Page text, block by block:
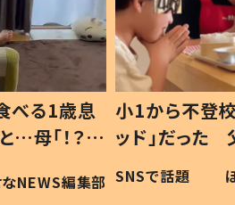
、息子は「ギフテ
父が“ウチ給食”を
とは #令和の親
ほ・とせなNEWS編集部
ひ孫
が、
「涙が
い」